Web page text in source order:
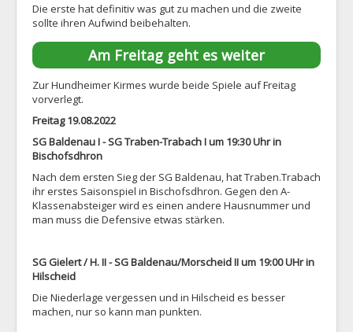
Die erste hat definitiv was gut zu machen und die zweite
sollte ihren Aufwind beibehalten.
Am Freitag geht es weiter
Zur Hundheimer Kirmes wurde beide Spiele auf Freitag
vorverlegt.
Freitag 19.08.2022
SG Baldenau I - SG Traben-Trabach I um 19:30 Uhr in
Bischofsdhron
Nach dem ersten Sieg der SG Baldenau, hat Traben.Trabach
ihr erstes Saisonspiel in Bischofsdhron. Gegen den A-
Klassenabsteiger wird es einen andere Hausnummer und
man muss die Defensive etwas stärken.
SG Gielert / H. II - SG Baldenau/Morscheid II um 19:00 UHr in
Hilscheid
Die Niederlage vergessen und in Hilscheid es besser
machen, nur so kann man punkten.